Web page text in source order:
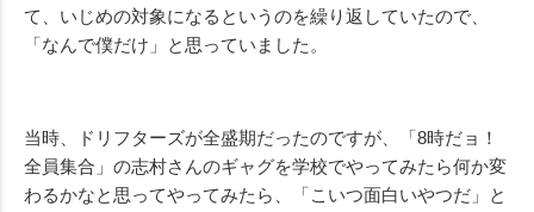
て、いじめの対象になるというのを繰り返していたので、
「なんで僕だけ」と思っていました。
当時、ドリフターズが全盛期だったのですが、「8時だョ！
全員集合」の志村さんのギャグを学校でやってみたら何か変
わるかなと思ってやってみたら、「こいつ面白いやつだ」と